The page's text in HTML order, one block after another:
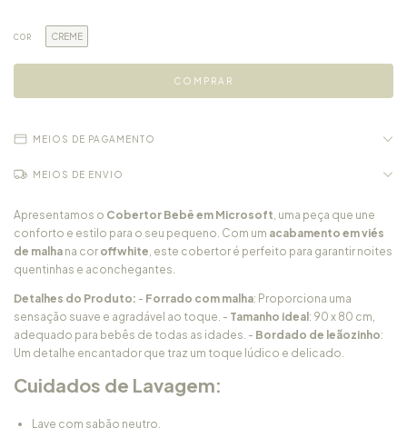
COR CREME
MEIOS DE PAGAMENTO
MEIOS DE ENVIO
Apresentamos o Cobertor Bebê em Microsoft, uma peça que une
conforto e estilo para o seu pequeno. Com um acabamento em viés
de malha na cor offwhite, este cobertor é perfeito para garantir noites
quentinhas e aconchegantes.
Detalhes do Produto: - Forrado com malha: Proporciona uma
sensação suave e agradável ao toque. - Tamanho ideal : 90 x 80 cm,
adequado para bebês de todas as idades. - Bordado de leãozinho:
Um detalhe encantador que traz um toque lúdico e delicado.
Cuidados de Lavagem:
Lave com sabão neutro.